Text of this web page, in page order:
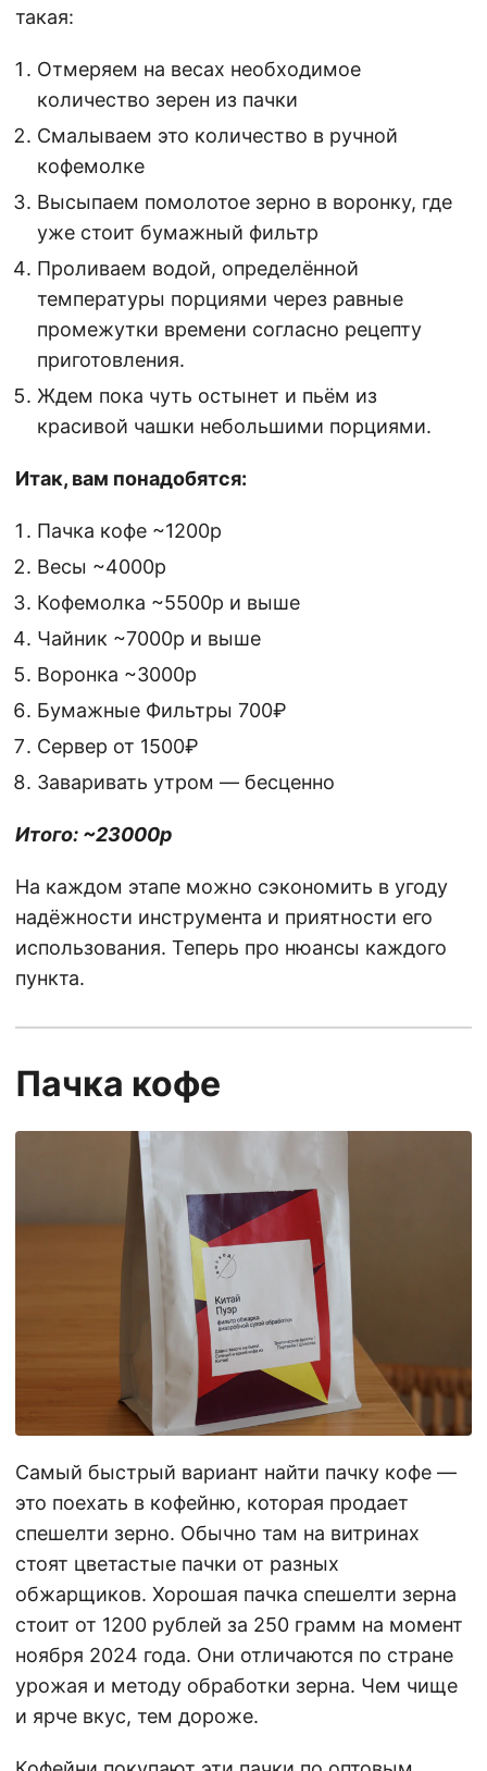
такая:
Отмеряем на весах необходимое
количество зерен из пачки
Смалываем это количество в ручной
кофемолке
Высыпаем помолотое зерно в воронку, где
уже стоит бумажный фильтр
Проливаем водой, определённой
температуры порциями через равные
промежутки времени согласно рецепту
приготовления.
Ждем пока чуть остынет и пьём из
красивой чашки небольшими порциями.
Итак, вам понадобятся:
Пачка кофе ~1200р
Весы ~4000р
Кофемолка ~5500р и выше
Чайник ~7000р и выше
Воронка ~3000р
Бумажные Фильтры 700₽
Сервер от 1500₽
Заваривать утром — бесценно
Итого: ~23000р
На каждом этапе можно сэкономить в угоду
надёжности инструмента и приятности его
использования. Теперь про нюансы каждого
пункта.
Пачка кофе
Самый быстрый вариант найти пачку кофе —
это поехать в кофейню, которая продает
спешелти зерно. Обычно там на витринах
стоят цветастые пачки от разных
обжарщиков. Хорошая пачка спешелти зерна
стоит от 1200 рублей за 250 грамм на момент
ноября 2024 года. Они отличаются по стране
урожая и методу обработки зерна. Чем чище
и ярче вкус, тем дороже.